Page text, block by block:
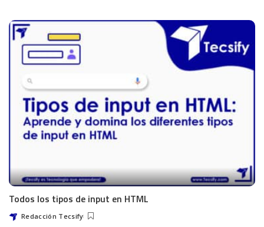
Todos los tipos de input en HTML
Redacción Tecsify